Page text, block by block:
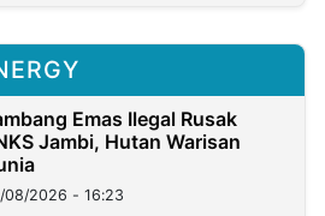
Emas Ilegal Rusak
Jambi, Hutan Warisan
08/2026 - 16:23